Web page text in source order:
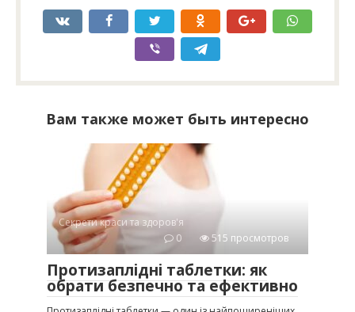
Вам также может быть интересно
Секрети краси та здоров'я
0
515 просмотров
Протизаплідні таблетки: як
обрати безпечно та ефективно